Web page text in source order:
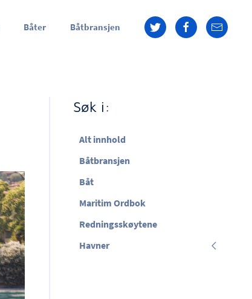
Båter Båtbransjen
Søk i:
Alt innhold
Båtbransjen
Båt
Maritim Ordbok
Redningsskøytene
Havner